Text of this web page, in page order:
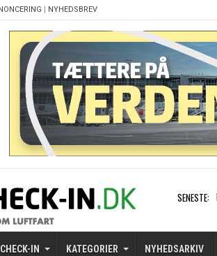
| NYHEDSBREV
SENESTE:
IN KATEGORIER NYHEDSARKIV